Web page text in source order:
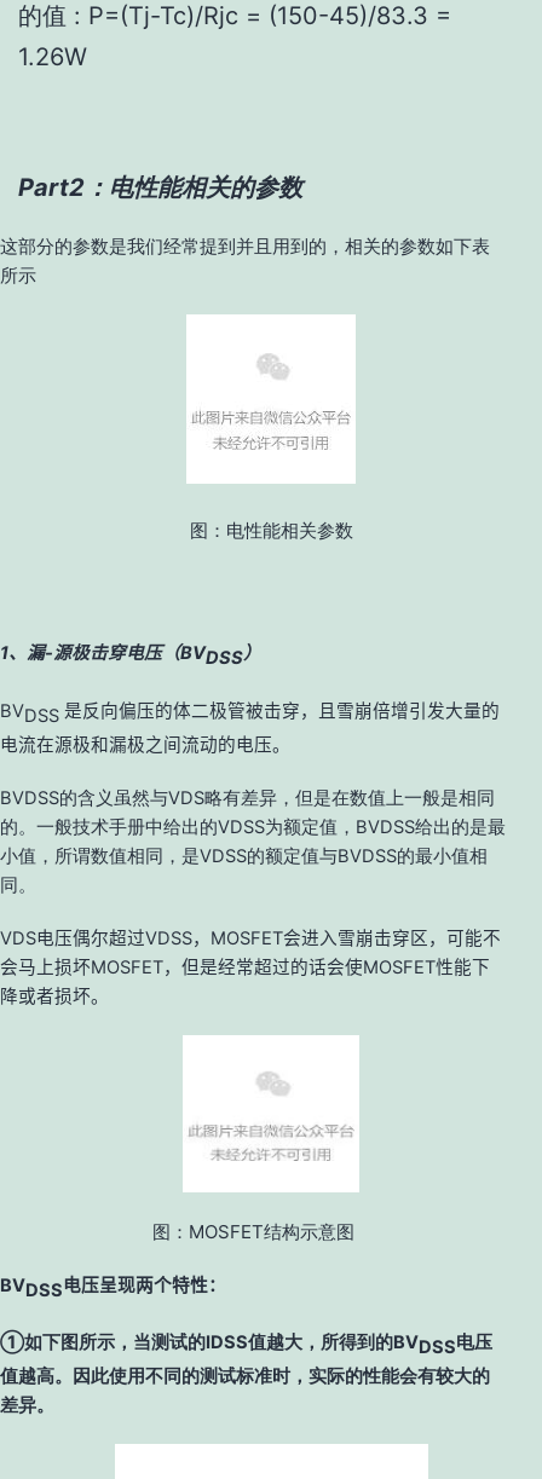
的值 : P=(Tj-Tc)/Rjc = (150-45)/83.3 =
1.26W
Part2：电性能相关的参数
这部分的参数是我们经常提到并且用到的，相关的参数如下表
所示
图：电性能相关参数
1、漏-源极击穿电压（BVDSS）
BVDSS 是反向偏压的体二极管被击穿，且雪崩倍增引发大量的
电流在源极和漏极之间流动的电压。
BVDSS的含义虽然与VDS略有差异，但是在数值上一般是相同
的。一般技术手册中给出的VDSS为额定值，BVDSS给出的是最
小值，所谓数值相同，是VDSS的额定值与BVDSS的最小值相
同。
VDS电压偶尔超过VDSS，MOSFET会进入雪崩击穿区，可能不
会马上损坏MOSFET，但是经常超过的话会使MOSFET性能下
降或者损坏。
图：MOSFET结构示意图
BVDSS电压呈现两个特性：
①如下图所示，当测试的IDSS值越大，所得到的BVDSS电压
值越高。
因此使用不同的测试标准时，实际的性能会有较大的
差异。